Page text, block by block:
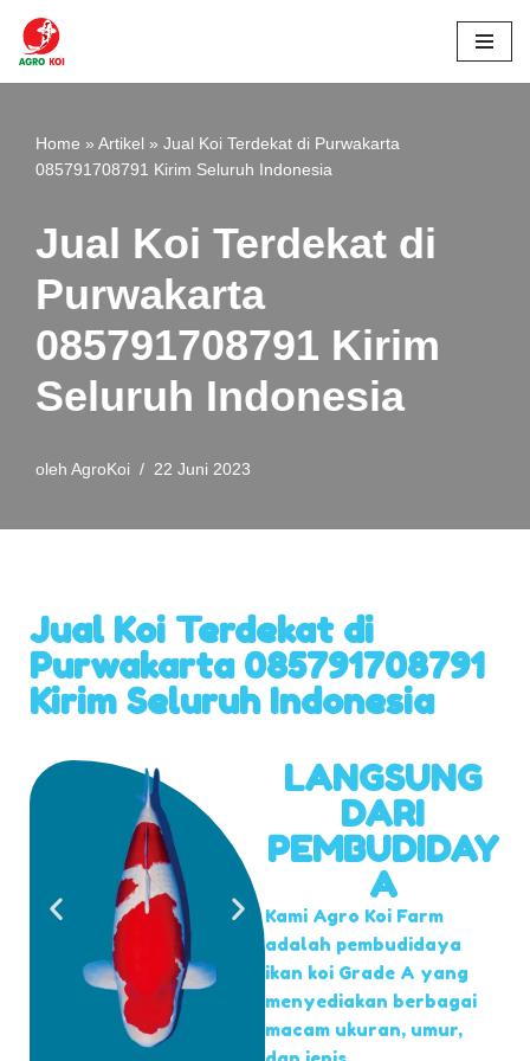
Lompat
Home » Artikel » Jual Koi Terdekat di Purwakarta
085791708791 Kirim Seluruh Indonesia
Jual Koi Terdekat di
Purwakarta
085791708791 Kirim
Seluruh Indonesia
oleh AgroKoi 22 Juni 2023
Jual Koi Terdekat di
Purwakarta 085791708791
Kirim Seluruh Indonesia
LANGSUNG
DARI
PEMBUDIDAY
A
Kami Agro Koi Farm
adalah pembudidaya
ikan koi Grade A yang
menyediakan berbagai
macam ukuran, umur,